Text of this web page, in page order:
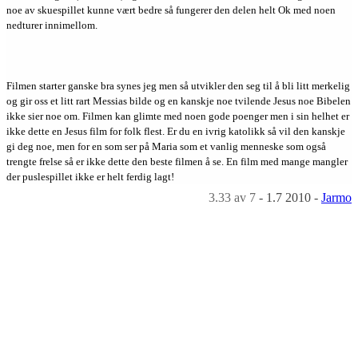
noe av skuespillet kunne vært bedre så fungerer den delen helt Ok med noen
nedturer innimellom.
Filmen starter ganske bra synes jeg men så utvikler den seg til å bli litt merkelig
og gir oss et litt rart Messias bilde og en kanskje noe tvilende Jesus noe Bibelen
ikke sier noe om. Filmen kan glimte med noen gode poenger men i sin helhet er
ikke dette en Jesus film for folk flest. Er du en ivrig katolikk så vil den kanskje
gi deg noe, men for en som ser på Maria som et vanlig menneske som også
trengte frelse så er ikke dette den beste filmen å se. En film med mange mangler
der puslespillet ikke er helt ferdig lagt!
3.33 av 7 - 1.7 2010 - Jarmo